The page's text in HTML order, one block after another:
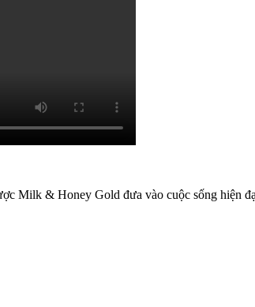
Milk & Honey Gold đưa vào cuộc sống hiện